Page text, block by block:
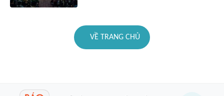
VỀ TRANG CHỦ